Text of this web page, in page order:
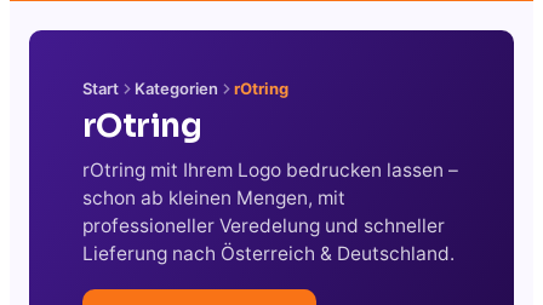
Start Kategorien rOtring
rOtring
rOtring mit Ihrem Logo bedrucken lassen –
schon ab kleinen Mengen, mit
professioneller Veredelung und schneller
Lieferung nach Österreich & Deutschland.